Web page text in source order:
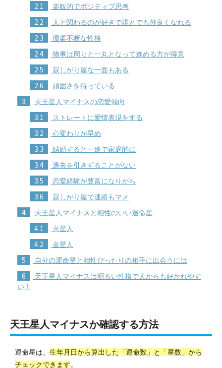
2.1 楽観的でポジティブ思考
2.2 人と関わるのが好きで誰とでも仲良くなれる
2.3 優柔不断な性格
2.4 物事は周りと一丸となって進める方が得意
2.5 寂しがり屋な一面もある
2.6 頑固さを持っている
3 天王星人マイナスの恋愛傾向
3.1 ストレートに愛情表現をする
3.2 心変わりが早め
3.3 結婚すると一途で家庭的に
3.4 過去を引きずることがない
3.5 恋愛経験が豊富になりがち
3.6 寂しがり屋で連絡もマメ
4 天王星人マイナスと相性のいい運命星
4.1 火星人
4.2 金星人
5 自分の運命星と相性ぴったりの相手に出会うには
6
天王星人マイナスは明るい性格で人からも好かれやす
い！
天王星人マイナスか確認する方法
運命星は、 生年月日から算出した「運命数」と「星数」から
チェックできます。